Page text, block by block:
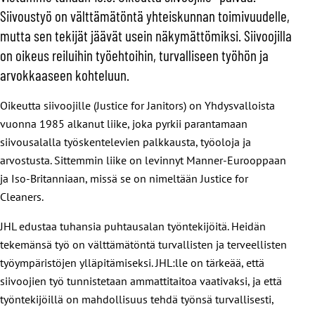
Siivoustyö on välttämätöntä yhteiskunnan toimivuudelle,
mutta sen tekijät jäävät usein näkymättömiksi. Siivoojilla
on oikeus reiluihin työehtoihin, turvalliseen työhön ja
arvokkaaseen kohteluun.
Oikeutta siivoojille (Justice for Janitors) on Yhdysvalloista
vuonna 1985 alkanut liike, joka pyrkii parantamaan
siivousalalla työskentelevien palkkausta, työoloja ja
arvostusta. Sittemmin liike on levinnyt Manner-Eurooppaan
ja Iso-Britanniaan, missä se on nimeltään Justice for
Cleaners.
JHL edustaa tuhansia puhtausalan työntekijöitä. Heidän
tekemänsä työ on välttämätöntä turvallisten ja terveellisten
työympäristöjen ylläpitämiseksi. JHL:lle on tärkeää, että
siivoojien työ tunnistetaan ammattitaitoa vaativaksi, ja että
työntekijöillä on mahdollisuus tehdä työnsä turvallisesti,